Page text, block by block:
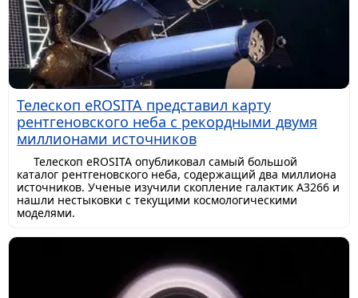
Телескоп eROSITA представил карту
рентгеновского неба с рекордными двумя
миллионами источников
Телескоп eROSITA опубликовал самый большой
каталог рентгеновского неба, содержащий два миллиона
источников. Ученые изучили скопление галактик A3266 и
нашли нестыковки с текущими космологическими
моделями.